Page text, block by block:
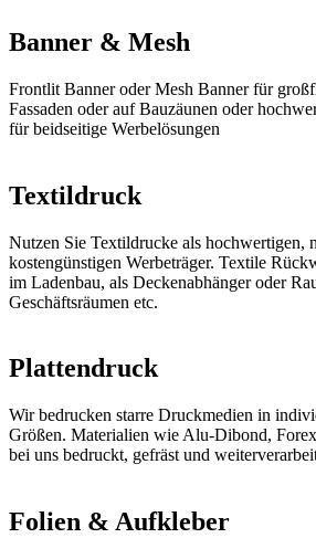
Banner & Mesh
Frontlit Banner oder Mesh Banner für
Fassaden oder auf Bauzäunen oder
für beidseitige Werbelösungen
Textildruck
Nutzen Sie Textildrucke als hochwertigen,
kostengünstigen Werbeträger. Textile
im Ladenbau, als Deckenabhänger oder
Geschäftsräumen etc.
Plattendruck
Wir bedrucken starre Druckmedien in
Größen. Materialien wie Alu-Dibond,
bei uns bedruckt, gefräst und
Folien & Aufkleber